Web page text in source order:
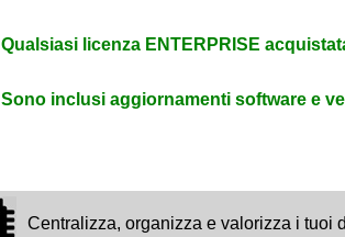
Qualsiasi licenza ENTERPRISE
Sono inclusi aggiornamenti software e
Centralizza, organizza e valorizza i tuoi